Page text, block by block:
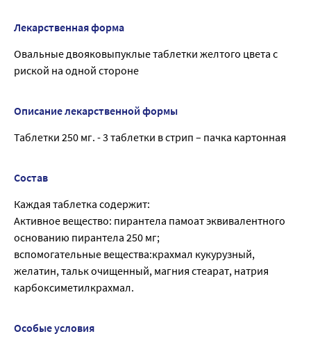
Лекарственная форма
Овальные двояковыпуклые таблетки желтого цвета с
риской на одной стороне
Описание лекарственной формы
Таблетки 250 мг. - 3 таблетки в стрип – пачка картонная
Состав
Каждая таблетка содержит:
Активное вещество: пирантела памоат эквивалентного
основанию пирантела 250 мг;
вспомогательные вещества:крахмал кукурузный,
желатин, тальк очищенный, магния стеарат, натрия
карбоксиметилкрахмал.
Особые условия